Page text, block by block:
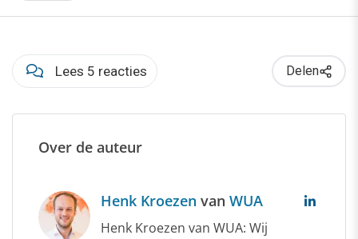
Lees 5 reacties Delen
Over de auteur
Henk Kroezen van WUA
Henk Kroezen van WUA: Wij